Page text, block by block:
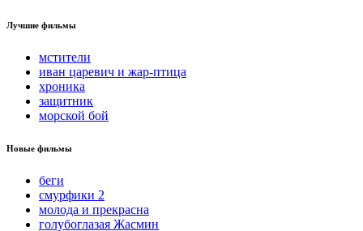
Лучшие фильмы
мстители
иван царевич и жар-птица
хроника
защитник
морской бой
Новые фильмы
беги
смурфики 2
молода и прекрасна
голубоглазая Жасмин